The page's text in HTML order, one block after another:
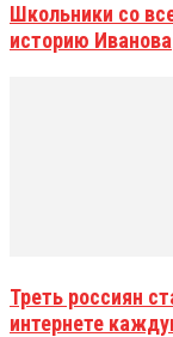
Школьники со
историю Иванова
Треть россиян
интернете